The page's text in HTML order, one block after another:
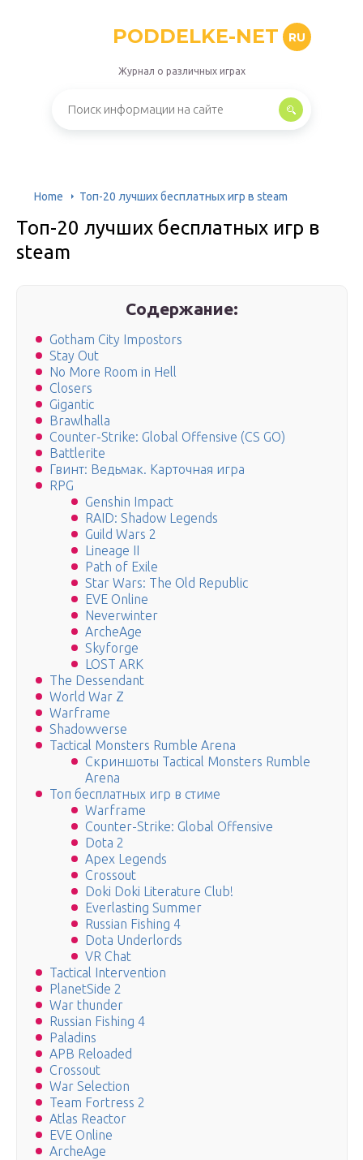
PODDELKE-NET RU
Журнал о различных играх
Home Топ-20 лучших бесплатных игр в steam
Топ-20 лучших бесплатных игр в
steam
Содержание:
Gotham City Impostors
Stay Out
No More Room in Hell
Closers
Gigantic
Brawlhalla
Counter-Strike: Global Offensive (CS GO)
Battlerite
Гвинт: Ведьмак. Карточная игра
RPG
Genshin Impact
RAID: Shadow Legends
Guild Wars 2
Lineage II
Path of Exile
Star Wars: The Old Republic
EVE Online
Neverwinter
ArcheAge
Skyforge
LOST ARK
The Dessendant
World War Z
Warframe
Shadowverse
Tactical Monsters Rumble Arena
Скриншоты Tactical Monsters Rumble
Arena
Топ бесплатных игр в стиме
Warframe
Counter-Strike: Global Offensive
Dota 2
Apex Legends
Crossout
Doki Doki Literature Club!
Everlasting Summer
Russian Fishing 4
Dota Underlords
VR Chat
Tactical Intervention
PlanetSide 2
War thunder
Russian Fishing 4
Paladins
APB Reloaded
Crossout
War Selection
Team Fortress 2
Atlas Reactor
EVE Online
ArcheAge